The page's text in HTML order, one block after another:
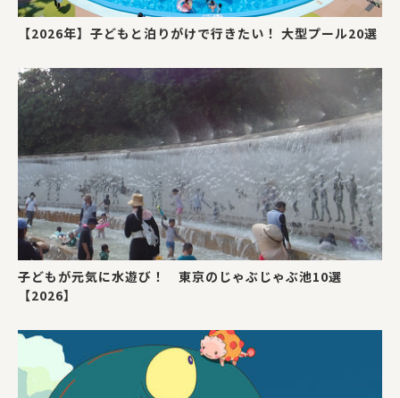
【2026年】子どもと泊りがけで行きたい！ 大型プール20選
子どもが元気に水遊び！ 東京のじゃぶじゃぶ池10選
【2026】